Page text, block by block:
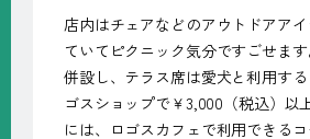
店内はチェアなどのアウトドアア
ていてピクニック気分ですごせま
併設し、テラス席は愛犬と利用す
ゴスショップで￥3,000（税込）以
には、ロゴスカフェで利用できる